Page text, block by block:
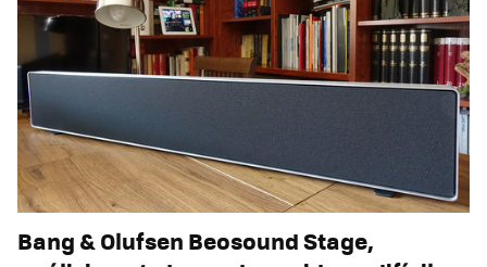
Bang & Olufsen Beosound Stage,